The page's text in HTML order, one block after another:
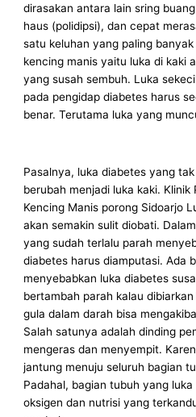
dirasakan antara lain sring
haus (polidipsi), dan cepat
satu keluhan yang paling
kencing manis yaitu luka di kaki
yang susah sembuh. Luka
pada pengidap diabetes harus
benar. Terutama luka yang
Pasalnya, luka diabetes yang
berubah menjadi luka kaki. Klinik
Kencing Manis porong Sidoarjo
akan semakin sulit diobati.
yang sudah terlalu parah
diabetes harus diamputasi. Ada
menyebabkan luka diabetes
bertambah parah kalau
gula dalam darah bisa
Salah satunya adalah dinding
mengeras dan menyempit.
jantung menuju seluruh bagian
Padahal, bagian tubuh yang
oksigen dan nutrisi yang